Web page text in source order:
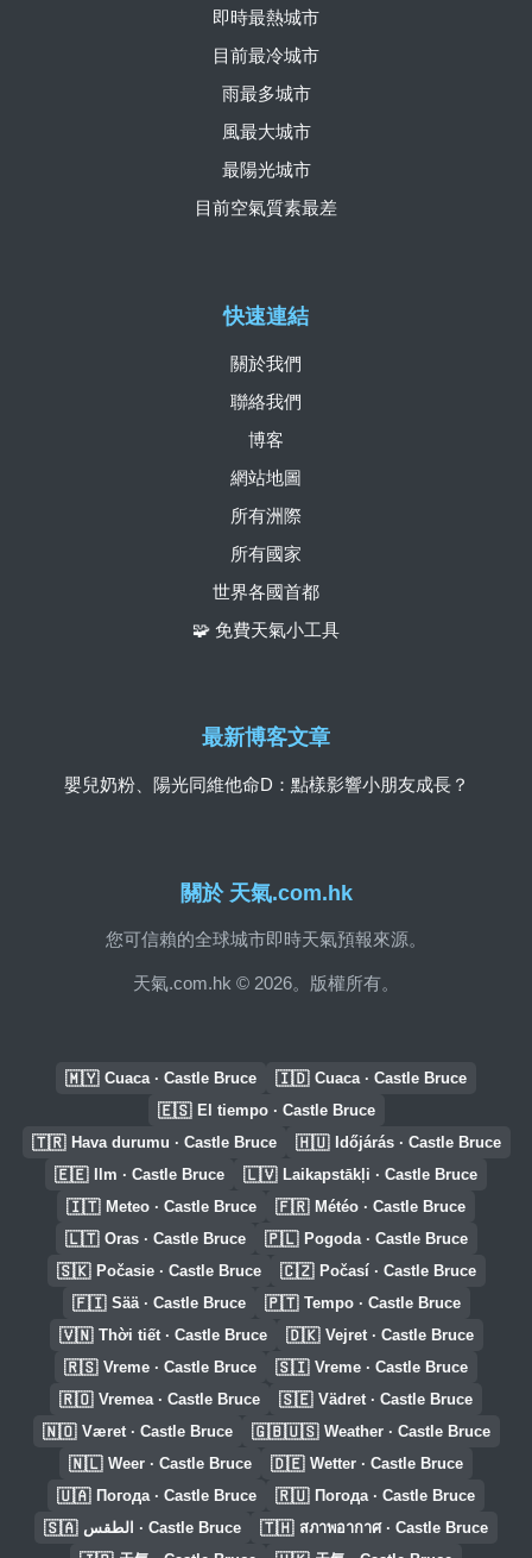
關於 天氣.com.hk
您可信賴的全球城市即時天氣預報來源。
天氣.com.hk © 2026。版權所有。
快速連結
關於我們
聯絡我們
博客
網站地圖
所有洲際
所有國家
世界各國首都
🧩 免費天氣小工具
即時最熱城市
目前最冷城市
雨最多城市
風最大城市
最陽光城市
目前空氣質素最差
最新博客文章
嬰兒奶粉、陽光同維他命D：點樣影響小朋友成長？
🇲🇾 Cuaca · Castle Bruce 🇮🇩 Cuaca · Castle Bruce
🇪🇸 El tiempo · Castle Bruce
🇹🇷 Hava durumu · Castle Bruce 🇭🇺 Időjárás · Castle Bruce
🇪🇪 Ilm · Castle Bruce 🇱🇻 Laikapstākļi · Castle Bruce
🇮🇹 Meteo · Castle Bruce 🇫🇷 Météo · Castle Bruce
🇱🇹 Oras · Castle Bruce 🇵🇱 Pogoda · Castle Bruce
🇸🇰 Počasie · Castle Bruce 🇨🇿 Počasí · Castle Bruce
🇫🇮 Sää · Castle Bruce 🇵🇹 Tempo · Castle Bruce
🇻🇳 Thời tiết · Castle Bruce 🇩🇰 Vejret · Castle Bruce
🇷🇸 Vreme · Castle Bruce 🇸🇮 Vreme · Castle Bruce
🇷🇴 Vremea · Castle Bruce 🇸🇪 Vädret · Castle Bruce
🇳🇴 Været · Castle Bruce 🇬🇧🇺🇸 Weather · Castle Bruce
🇳🇱 Weer · Castle Bruce 🇩🇪 Wetter · Castle Bruce
🇺🇦 Погода · Castle Bruce 🇷🇺 Погода · Castle Bruce
🇸🇦 الطقس · Castle Bruce 🇹🇭 สภาพอากาศ · Castle Bruce